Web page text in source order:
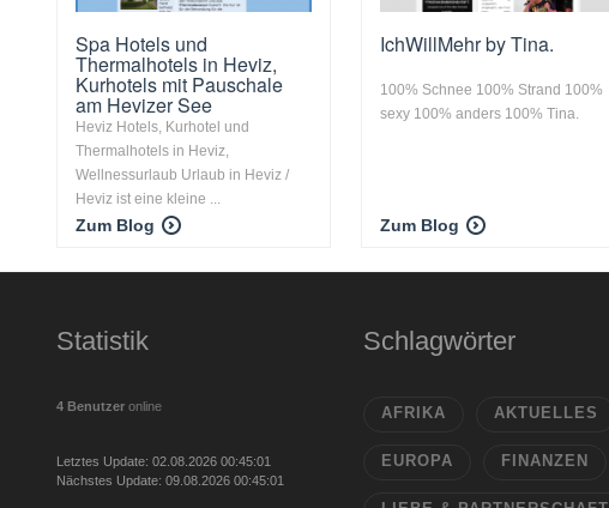
Spa Hotels und
Thermalhotels in Heviz,
Kurhotels mit Pauschale
am Hevizer See
Heviz Hotels, Kurhotel und
Thermalhotels in Heviz,
Wellnessurlaub Urlaub in Heviz /
Heviz ist eine kleine ...
Zum Blog
IchWillMehr by Tina.
100% Schnee 100% Strand 100%
sexy 100% anders 100% Tina.
Zum Blog
Statistik
4 Benutzer online
Letztes Update: 02.08.2026 00:45:01
Nächstes Update: 09.08.2026 00:45:01
Schlagwörter
AFRIKA AKTUELLES
EUROPA FINANZEN